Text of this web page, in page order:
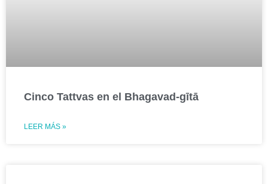
Cinco Tattvas en el Bhagavad-gītā
LEER MÁS »